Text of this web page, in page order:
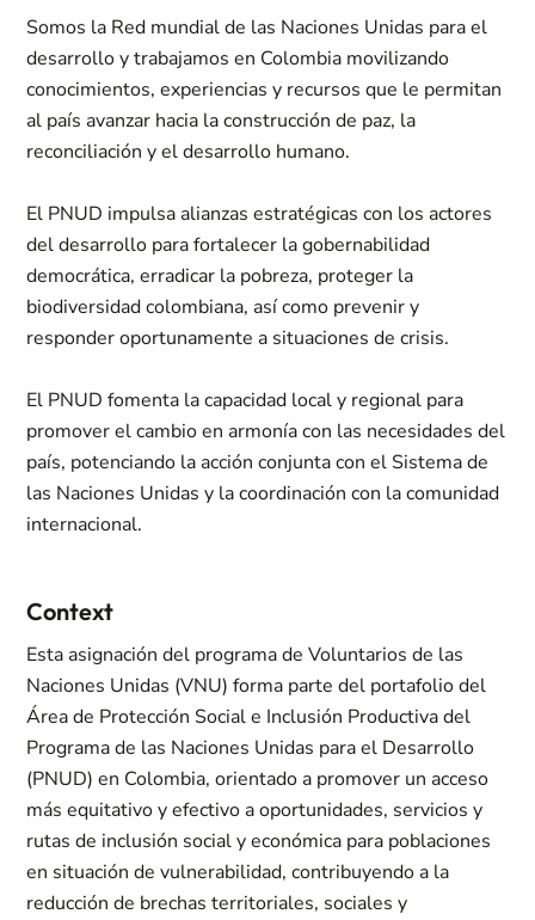
Somos la Red mundial de las Naciones Unidas para el
desarrollo y trabajamos en Colombia movilizando
conocimientos, experiencias y recursos que le permitan
al país avanzar hacia la construcción de paz, la
reconciliación y el desarrollo humano.
El PNUD impulsa alianzas estratégicas con los actores
del desarrollo para fortalecer la gobernabilidad
democrática, erradicar la pobreza, proteger la
biodiversidad colombiana, así como prevenir y
responder oportunamente a situaciones de crisis.
El PNUD fomenta la capacidad local y regional para
promover el cambio en armonía con las necesidades del
país, potenciando la acción conjunta con el Sistema de
las Naciones Unidas y la coordinación con la comunidad
internacional.
Context
Esta asignación del programa de Voluntarios de las
Naciones Unidas (VNU) forma parte del portafolio del
Área de Protección Social e Inclusión Productiva del
Programa de las Naciones Unidas para el Desarrollo
(PNUD) en Colombia, orientado a promover un acceso
más equitativo y efectivo a oportunidades, servicios y
rutas de inclusión social y económica para poblaciones
en situación de vulnerabilidad, contribuyendo a la
reducción de brechas territoriales, sociales y